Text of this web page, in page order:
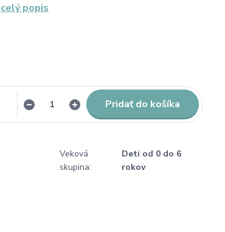
celý popis
Pridať do košíka
Veková
skupina:
Deti od 0 do 6
rokov